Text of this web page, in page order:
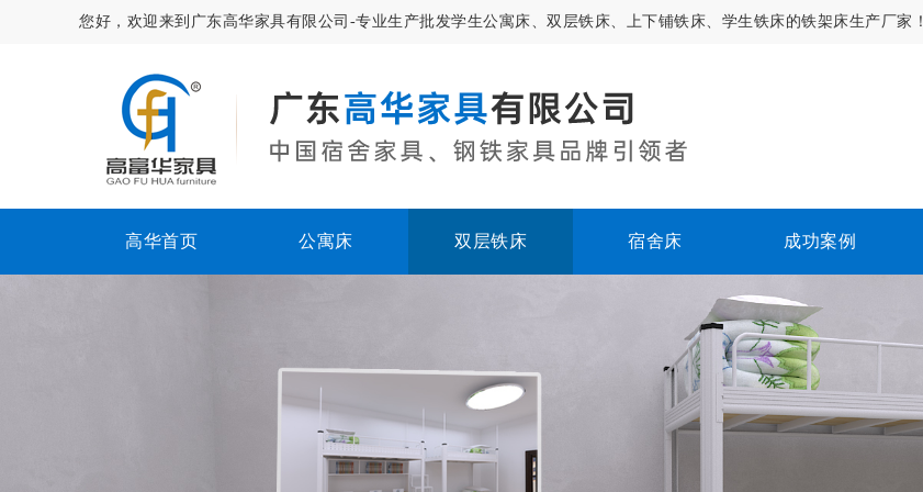
您好，欢迎来到广东高华家具有限公司-专业生产批发学生公寓床、双层铁床、上下铺铁床、学生铁床的铁架床生产厂家！
高华首页 公寓床 双层铁床 宿舍床 成功案例